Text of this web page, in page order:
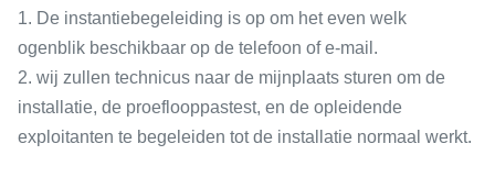
1. De instantiebegeleiding is op om het even welk
ogenblik beschikbaar op de telefoon of e-mail.
2. wij zullen technicus naar de mijnplaats sturen om de
installatie, de proeflooppastest, en de opleidende
exploitanten te begeleiden tot de installatie normaal werkt.